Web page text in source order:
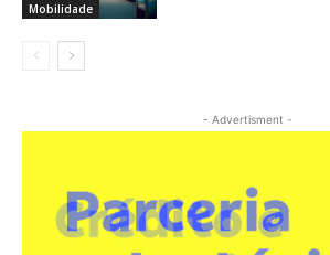
Mobilidade
- Advertisment -